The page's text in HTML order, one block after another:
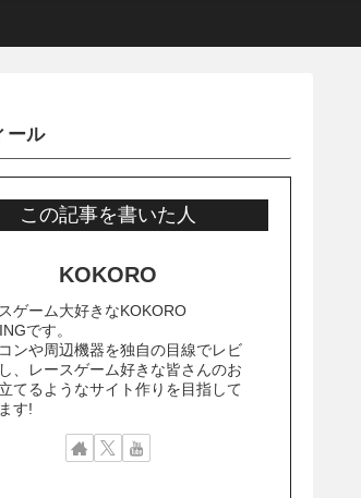
ール
この記事を書いた人
KOKORO
ゲーム大好きなKOKORO
です。
ンや周辺機器を独自の目線でレビ
、レースゲーム好きな皆さんのお
てるようなサイト作りを目指して
す!